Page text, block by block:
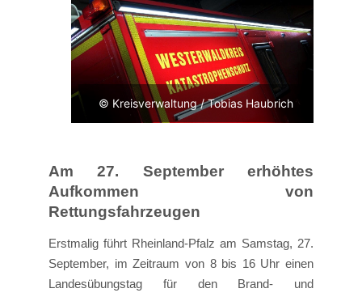
© Kreisverwaltung / Tobias Haubrich
Am 27. September erhöhtes
Aufkommen von
Rettungsfahrzeugen
Erstmalig führt Rheinland-Pfalz am Samstag, 27.
September, im Zeitraum von 8 bis 16 Uhr einen
Landesübungstag für den Brand- und